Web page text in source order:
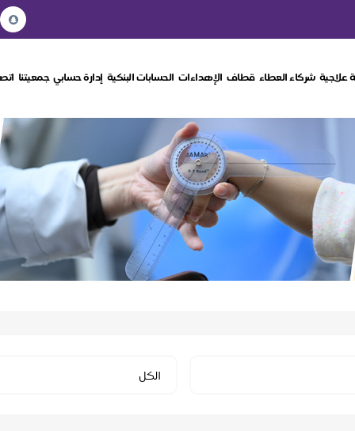
علاجية شركاء العطاء قطاف الإهداءات الحسابات البنكية إدارة حسابي جمعيتنا
Category
الكل